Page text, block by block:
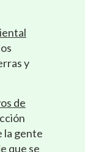
y
de
la gente
que se